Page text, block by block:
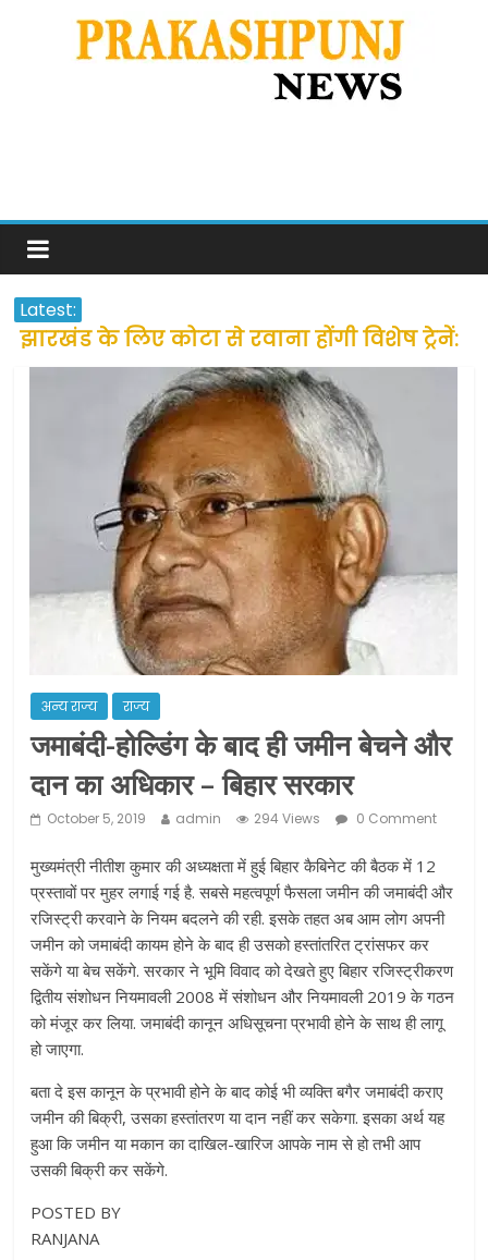
Latest:
झारखंड के लिए कोटा से रवाना होंगी विशेष ट्रेनें:
सीएम हेमंत सोरेन
उत्तराखंड के अन्य राज्यों में फंसे लोगों की जल्द
होगी घर वापसी
प्रवासियों व मजदूरों को दी गई छूट के बाद लोगो
ने कराया पंजीयन: राजस्थान सरकार
शराब और पान की दुकानों को ग्रीन जोन में
खोलने की मिली इजाजत: गृह मंत्रालय
दो हफ्ते के लिए बढ़ाया लॉकडाउन: गृह मंत्रालय
अन्य राज्य राज्य
जमाबंदी-होल्डिंग के बाद ही जमीन बेचने और
दान का अधिकार – बिहार सरकार
October 5, 2019 admin 294 Views 0 Comment
मुख्यमंत्री नीतीश कुमार की अध्यक्षता में हुई बिहार कैबिनेट की बैठक में 12
प्रस्‍तावों पर मुहर लगाई गई है. सबसे महत्वपूर्ण फैसला जमीन की जमाबंदी और
रजिस्ट्री करवाने के नियम बदलने की रही. इसके तहत अब आम लोग अपनी
जमीन को जमाबंदी कायम होने के बाद ही उसको हस्तांतरित ट्रांसफर कर
सकेंगे या बेच सकेंगे. सरकार ने भूमि विवाद को देखते हुए बिहार रजिस्ट्रीकरण
द्वितीय संशोधन नियमावली 2008 में संशोधन और नियमावली 2019 के गठन
को मंजूर कर लिया. जमाबंदी कानून अधिसूचना प्रभावी होने के साथ ही लागू
हो जाएगा.
बता दे इस कानून के प्रभावी होने के बाद कोई भी व्यक्ति बगैर जमाबंदी कराए
जमीन की बिक्री, उसका हस्तांतरण या दान नहीं कर सकेगा. इसका अर्थ यह
हुआ कि जमीन या मकान का दाखिल-खारिज आपके नाम से हो तभी आप
उसकी बिक्री कर सकेंगे.
POSTED BY
RANJANA